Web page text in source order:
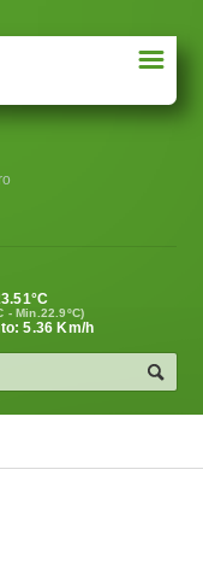
☰
°C
- Min.22.9ºC)
5.36 Km/h